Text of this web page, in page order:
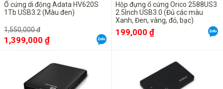
Ổ cứng di động Adata HV620S
1Tb USB3.2 (Màu đen)
1,550,000 đ
1,399,000 ₫
Hộp đựng ổ cứng Orico 2588US3
2.5Inch USB3.0 (Đủ các màu
Xanh, Đen, vàng, đỏ, bạc)
199,000 ₫